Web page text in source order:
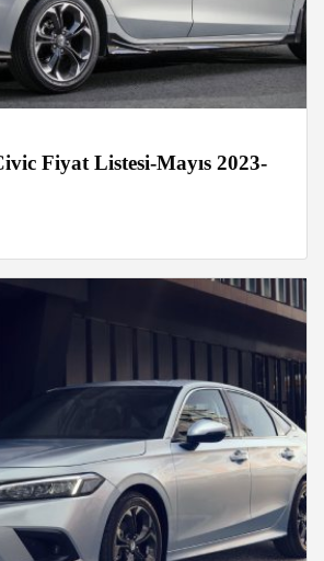
Fiyat Listesi-Mayıs 2023-